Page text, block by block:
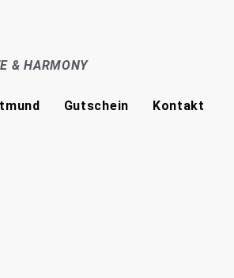
& HARMONY
Gutschein Kontakt